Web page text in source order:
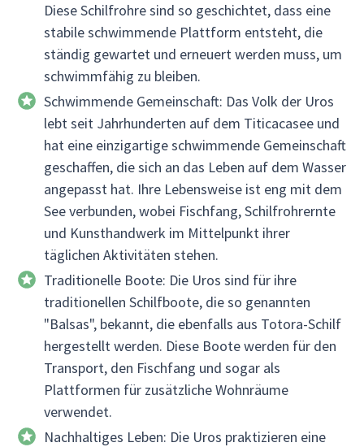
Diese Schilfrohre sind so geschichtet, dass eine
stabile schwimmende Plattform entsteht, die
ständig gewartet und erneuert werden muss, um
schwimmfähig zu bleiben.
Schwimmende Gemeinschaft: Das Volk der Uros
lebt seit Jahrhunderten auf dem Titicacasee und
hat eine einzigartige schwimmende Gemeinschaft
geschaffen, die sich an das Leben auf dem Wasser
angepasst hat. Ihre Lebensweise ist eng mit dem
See verbunden, wobei Fischfang, Schilfrohrernte
und Kunsthandwerk im Mittelpunkt ihrer
täglichen Aktivitäten stehen.
Traditionelle Boote: Die Uros sind für ihre
traditionellen Schilfboote, die so genannten
"Balsas", bekannt, die ebenfalls aus Totora-Schilf
hergestellt werden. Diese Boote werden für den
Transport, den Fischfang und sogar als
Plattformen für zusätzliche Wohnräume
verwendet.
Nachhaltiges Leben: Die Uros praktizieren eine